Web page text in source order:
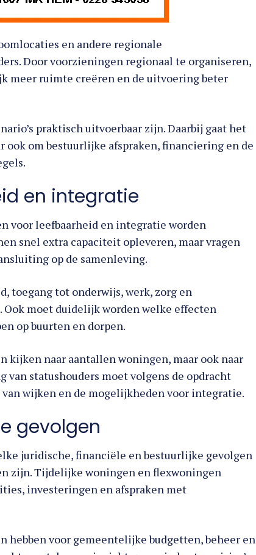
en andere regionale
Door voorzieningen regionaal te organiseren,
meer ruimte creëren en de uitvoering beter
praktisch uitvoerbaar zijn. Daarbij gaat het
ook om bestuurlijke afspraken, financiering en de
en integratie
voor leefbaarheid en integratie worden
snel extra capaciteit opleveren, maar vragen
op de samenleving.
toegang tot onderwijs, werk, zorg en
moet duidelijk worden welke effecten
op buurten en dorpen.
kijken naar aantallen woningen, maar ook naar
van statushouders moet volgens de opdracht
wijken en de mogelijkheden voor integratie.
gevolgen
juridische, financiële en bestuurlijke gevolgen
zijn. Tijdelijke woningen en flexwoningen
investeringen en afspraken met
hebben voor gemeentelijke budgetten, beheer en